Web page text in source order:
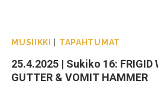
MUSIIKKI TAPAHTUMAT
25.4.2025 | Sukiko 16: FRIGID
GUTTER & VOMIT HAMMER